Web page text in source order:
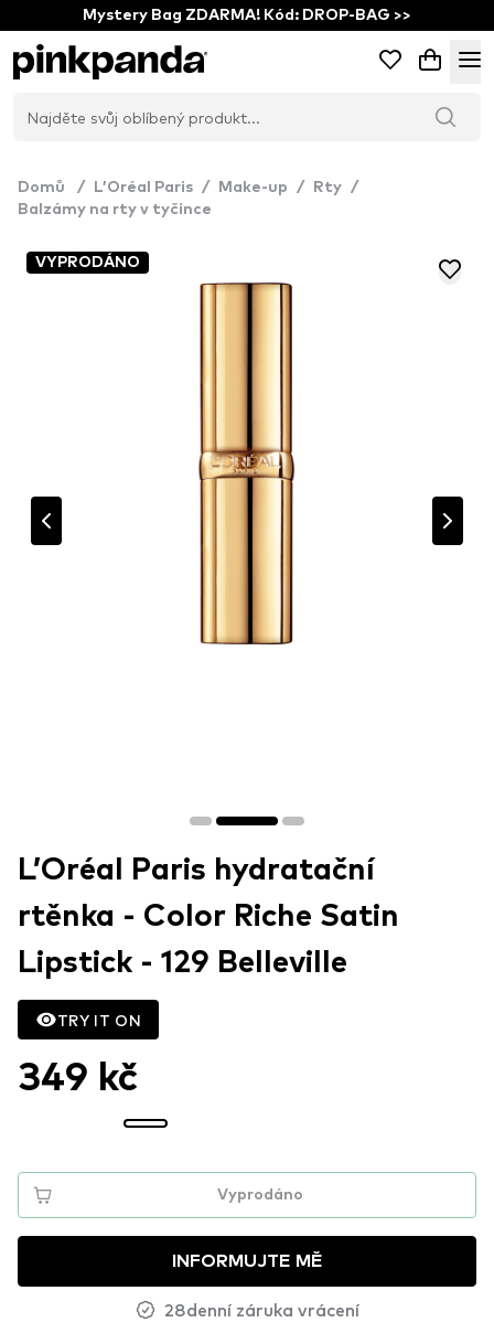
Mystery Bag ZDARMA! Kód: DROP-BAG >>
Domů / L’Oréal Paris / Make-up / Rty /
Balzámy na rty v tyčince
VYPRODÁNO
L’Oréal Paris hydratační
rtěnka - Color Riche Satin
Lipstick - 129 Belleville
TRY IT ON
349 kč
Vyprodáno
INFORMUJTE MĚ
28denní záruka vrácení